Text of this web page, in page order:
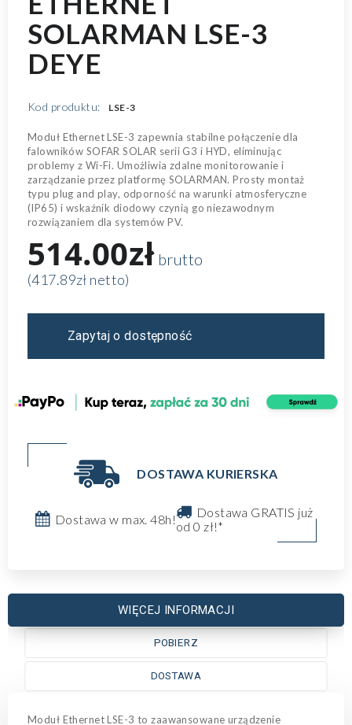
SOLARMAN LSE-3
DEYE
Kod produktu: LSE-3
Moduł Ethernet LSE-3 zapewnia stabilne połączenie dla
falowników SOFAR SOLAR serii G3 i HYD, eliminując
problemy z Wi-Fi. Umożliwia zdalne monitorowanie i
zarządzanie przez platformę SOLARMAN. Prosty montaż
typu plug and play, odporność na warunki atmosferyczne
(IP65) i wskaźnik diodowy czynią go niezawodnym
rozwiązaniem dla systemów PV.
514.00złbrutto
(417.89zł netto)
Zapytaj o dostępność
DOSTAWA KURIERSKA
Dostawa w max. 48h!
Dostawa GRATIS już
od 0 zł!*
WIĘCEJ INFORMACJI
POBIERZ
DOSTAWA
Moduł Ethernet LSE-3 to zaawansowane urządzenie